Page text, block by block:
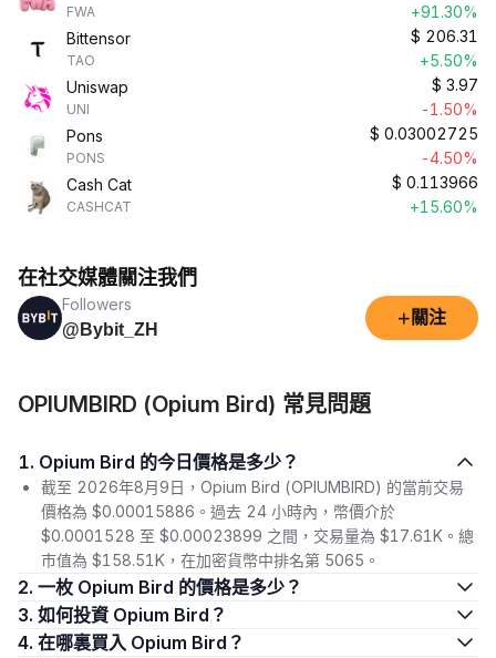
FWA
+91.30%
Bittensor
TAO
$ 206.31
+5.50%
Uniswap
UNI
$ 3.97
-1.50%
Pons
PONS
$ 0.03002725
-4.50%
Cash Cat
CASHCAT
$ 0.113966
+15.60%
在社交媒體關注我們
Followers
@Bybit_ZH
+ 關注
OPIUMBIRD (Opium Bird) 常見問題
1. Opium Bird 的今日價格是多少？
截至 2026年8月9日，Opium Bird (OPIUMBIRD) 的當前交易
價格為 $0.00015886。過去 24 小時內，幣價介於
$0.0001528 至 $0.00023899 之間，交易量為 $17.61K。總
市值為 $158.51K，在加密貨幣中排名第 5065。
2. 一枚 Opium Bird 的價格是多少？
3. 如何投資 Opium Bird？
4. 在哪裏買入 Opium Bird？